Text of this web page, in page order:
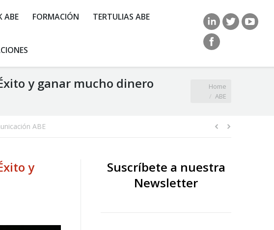
ABE FORMACIÓN TERTULIAS ABE
y ganar mucho dinero
You are here:
Home
ABE
ABE
y
Suscríbete a nuestra
Newsletter